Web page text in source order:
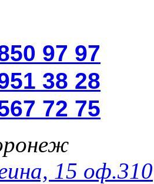
97 97
38 28
72 75
15 оф.310